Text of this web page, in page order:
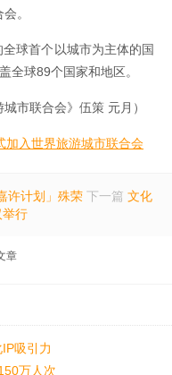
。
球首个以城市为主体的国
全球89个国家和地区。
市联合会》伍策 元月）
加入世界旅游城市联合会
许计划」殊荣 下一篇 文化
举行
章
吸引力
万人次